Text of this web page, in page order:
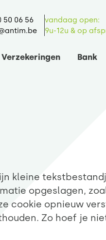
50 06 56
vandaag open:
9u-12u & op
Verzekeringen Bank
kleine
opgeslagen,
cookie opnieuw
Zo hoef je